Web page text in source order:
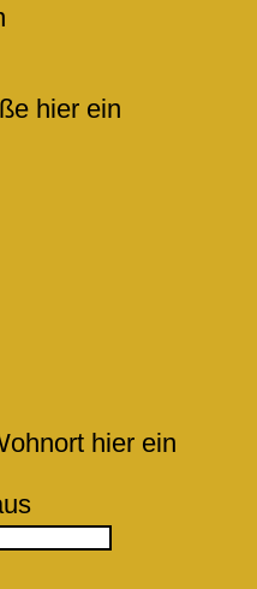
hier ein
hier ein